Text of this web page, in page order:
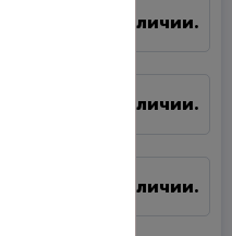
Нет в наличии.
Нет в наличии.
Нет в наличии.